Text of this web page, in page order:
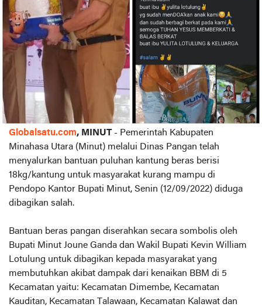
Globalsatu.com, MINUT- Pemerintah Kabupaten
Minahasa Utara (Minut) melalui Dinas Pangan telah
menyalurkan bantuan puluhan kantung beras berisi
18kg/kantung untuk masyarakat kurang mampu di
Pendopo Kantor Bupati Minut, Senin (12/09/2022) diduga
dibagikan salah.
Bantuan beras pangan diserahkan secara sombolis oleh
Bupati Minut Joune Ganda dan Wakil Bupati Kevin William
Lotulung untuk dibagikan kepada masyarakat yang
membutuhkan akibat dampak dari kenaikan BBM di 5
Kecamatan yaitu: Kecamatan Dimembe, Kecamatan
Kauditan, Kecamatan Talawaan, Kecamatan Kalawat dan